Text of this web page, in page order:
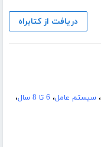
دریافت از کتابراه
،سیستم عامل، 6 تا 8 سال
،